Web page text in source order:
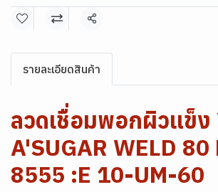
แชร์
รายละเอียดสินค้า
ลวดเชื่อมพอกผิวแข็ง
A'SUGAR WELD 80
8555 :E 10-UM-60